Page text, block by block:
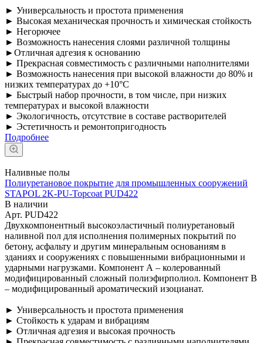
► Универсальность и простота применения
► Высокая механическая прочность и химическая стойкость
► Негорючее
► Возможность нанесения слоями различной толщины
►Отличная адгезия к основанию
► Прекрасная совместимость с различными наполнителями
► Возможность нанесения при высокой влажности до 80% и
низких температурах до +10°C
► Быстрый набор прочности, в том числе, при низких
температурах и высокой влажности
► Экологичность, отсутствие в составе растворителей
► Эстетичность и ремонтопригодность
Подробнее
Наливные полы
Полиуретановое покрытие для промышленных сооружений
STAPOL 2K-PU-Topcoat PUD422
В наличии
Арт. PUD422
Двухкомпонентный высокоэластичный полиуретановый
наливной пол для исполнения полимерных покрытий по
бетону, асфальту и другим минеральным основаниям в
зданиях и сооружениях с повышенными вибрационными и
ударными нагрузками. Компонент А – колерованный
модифицированный сложный полиэфирполиол. Компонент В
– модифицированный ароматический изоцианат.
► Универсальность и простота применения
► Стойкость к ударам и вибрациям
► Отличная адгезия и высокая прочность